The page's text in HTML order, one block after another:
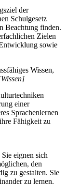
der
Schulgesetz
Beachtung finden.
Zielen
sowie
Wissen,
einer
Sprachenlernen
Fähigkeit zu
eignen sich
den
zu gestalten. Sie
zu lernen.